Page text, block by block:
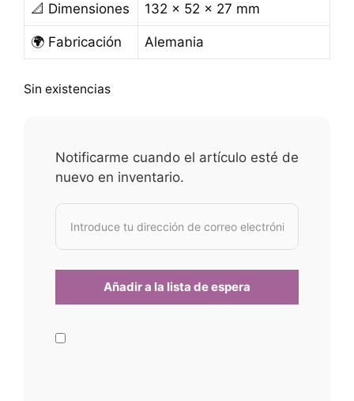
📐 Dimensiones 132 x 52 x 27 mm
🌍 Fabricación Alemania
Sin existencias
Notificarme cuando el artículo esté de
nuevo en inventario.